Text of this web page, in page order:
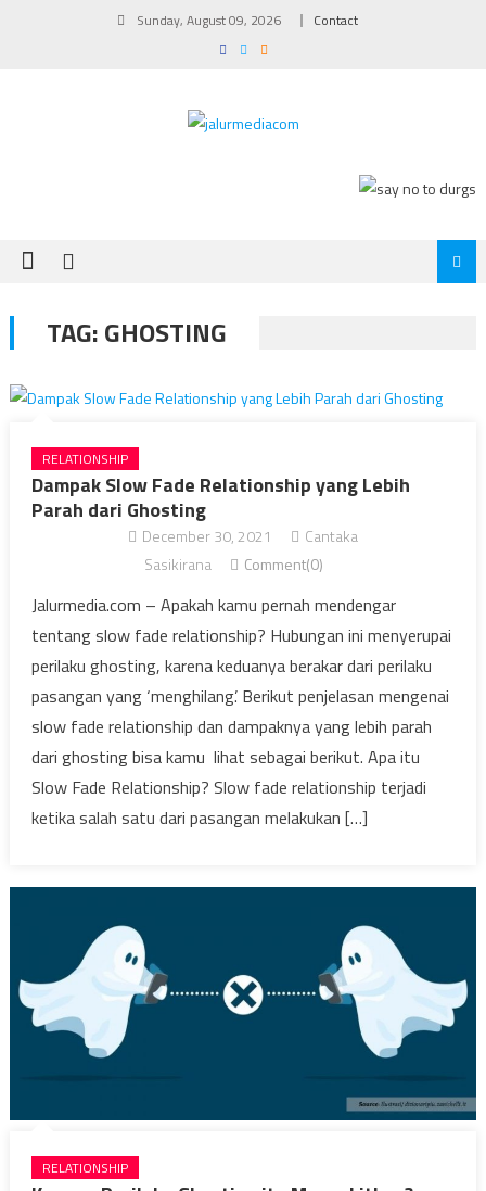
Sunday, August 09, 2026 Contact
TAG:GHOSTING
RELATIONSHIP
Dampak Slow Fade Relationship yang Lebih
Parah dari Ghosting
December 30, 2021
Cantaka
Sasikirana
Comment(0)
Jalurmedia.com – Apakah kamu pernah mendengar
tentang slow fade relationship? Hubungan ini menyerupai
perilaku ghosting, karena keduanya berakar dari perilaku
pasangan yang ‘menghilang’. Berikut penjelasan mengenai
slow fade relationship dan dampaknya yang lebih parah
dari ghosting bisa kamu lihat sebagai berikut. Apa itu
Slow Fade Relationship? Slow fade relationship terjadi
ketika salah satu dari pasangan melakukan […]
RELATIONSHIP